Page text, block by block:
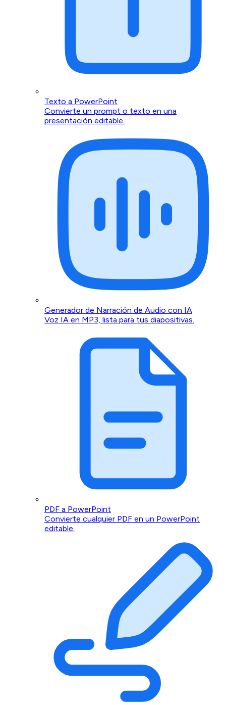
Texto a PowerPoint
Convierte un prompt o texto en una
presentación editable.
Generador de Narración de Audio con IA
Voz IA en MP3, lista para tus diapositivas.
PDF a PowerPoint
Convierte cualquier PDF en un PowerPoint
editable.